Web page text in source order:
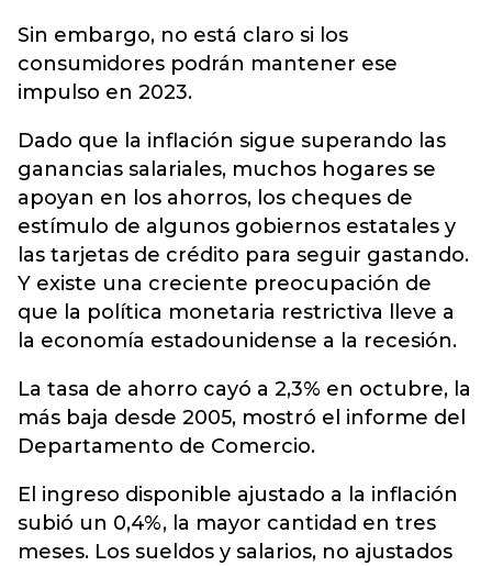
Sin embargo, no está claro si los
consumidores podrán mantener ese
impulso en 2023.
Dado que la inflación sigue superando las
ganancias salariales, muchos hogares se
apoyan en los ahorros, los cheques de
estímulo de algunos gobiernos estatales y
las tarjetas de crédito para seguir gastando.
Y existe una creciente preocupación de
que la política monetaria restrictiva lleve a
la economía estadounidense a la recesión.
La tasa de ahorro cayó a 2,3% en octubre, la
más baja desde 2005, mostró el informe del
Departamento de Comercio.
El ingreso disponible ajustado a la inflación
subió un 0,4%, la mayor cantidad en tres
meses. Los sueldos y salarios, no ajustados